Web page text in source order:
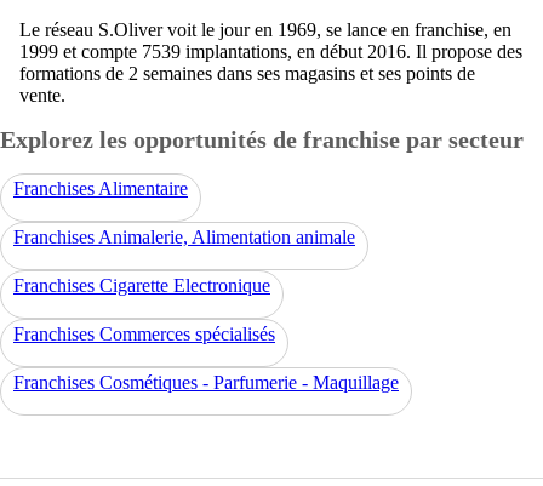
Le réseau S.Oliver voit le jour en 1969, se lance en franchise, en
1999 et compte 7539 implantations, en début 2016. Il propose des
formations de 2 semaines dans ses magasins et ses points de
vente.
Explorez les opportunités de franchise par secteur
Franchises Alimentaire
Franchises Animalerie, Alimentation animale
Franchises Cigarette Electronique
Franchises Commerces spécialisés
Franchises Cosmétiques - Parfumerie - Maquillage